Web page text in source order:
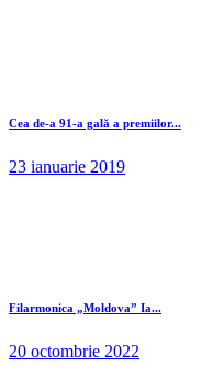
Cea de-a 91-a gală a premiilor...
23 ianuarie 2019
Filarmonica „Moldova” Ia...
20 octombrie 2022